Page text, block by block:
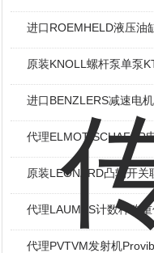
进口ROEMHELD液压油
原装KNOLL螺杆泵单泵
进口BENZLERS减速电
代理ELMOT-SCHAFER
原装LEONARD凸轮开关
代理LAUMAS计数秤称
代理PVTVM发射机